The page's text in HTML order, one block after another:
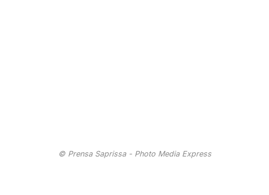
© Prensa Saprissa - Photo Media Express